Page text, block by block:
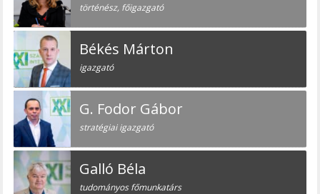
történész, főigazgató
Békés Márton
igazgató
G. Fodor Gábor
stratégiai igazgató
Galló Béla
tudományos főmunkatárs